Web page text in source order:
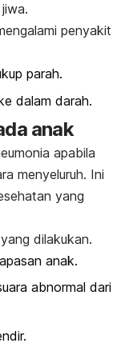
penyakit
parah.
dalam darah.
anak
apabila
menyeluruh. Ini
yang
dilakukan.
anak.
abnormal dari